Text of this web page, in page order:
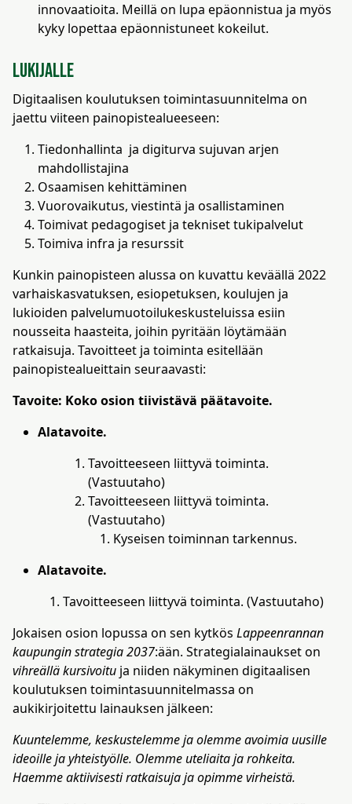
innovaatioita. Meillä on lupa epäonnistua ja myös
kyky lopettaa epäonnistuneet kokeilut.
Lukijalle
Digitaalisen koulutuksen toimintasuunnitelma on
jaettu viiteen painopistealueeseen:
Tiedonhallinta ja digiturva sujuvan arjen
mahdollistajina
Osaamisen kehittäminen
Vuorovaikutus, viestintä ja osallistaminen
Toimivat pedagogiset ja tekniset tukipalvelut
Toimiva infra ja resurssit
Kunkin painopisteen alussa on kuvattu keväällä 2022
varhaiskasvatuksen, esiopetuksen, koulujen ja
lukioiden palvelumuotoilukeskusteluissa esiin
nousseita haasteita, joihin pyritään löytämään
ratkaisuja. Tavoitteet ja toiminta esitellään
painopistealueittain seuraavasti:
Tavoite: Koko osion tiivistävä päätavoite.
Alatavoite.
Tavoitteeseen liittyvä toiminta.
(Vastuutaho)
Tavoitteeseen liittyvä toiminta.
(Vastuutaho)
Kyseisen toiminnan tarkennus.
Alatavoite.
Tavoitteeseen liittyvä toiminta. (Vastuutaho)
Jokaisen osion lopussa on sen kytkös Lappeenrannan
kaupungin strategia 2037:ään. Strategialainaukset on
vihreällä kursivoitu ja niiden näkyminen digitaalisen
koulutuksen toimintasuunnitelmassa on
aukikirjoitettu lainauksen jälkeen:
Kuuntelemme, keskustelemme ja olemme avoimia uusille
ideoille ja yhteistyölle. Olemme uteliaita ja rohkeita.
Haemme aktiivisesti ratkaisuja ja opimme virheistä.